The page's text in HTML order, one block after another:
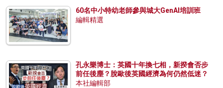
60名中小特幼老師參與城大GenAI培訓班
編輯精選
孔永樂博士：英國十年換七相，新揆會否步
前任後塵？脫歐後英國經濟為何仍然低迷？
本社編輯部